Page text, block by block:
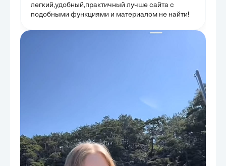
легкий,удобный,практичный лучше сайта с
подобными функциями и материалом не найти!